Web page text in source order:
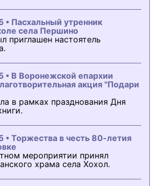
• Пасхальный утренник
села Першино
приглашен настоятель
• В Воронежской епархии
акция "Подари
в рамках празднования Дня
• Торжества в честь 80-летия
мероприятии принял
храма села Хохол.